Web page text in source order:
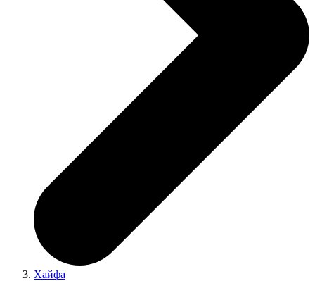
Хайфа